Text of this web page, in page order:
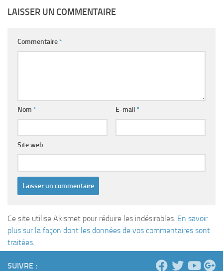
LAISSER UN COMMENTAIRE
Commentaire*
Nom * E-mail *
Site web
Ce site utilise Akismet pour réduire les indésirables. En savoir
plus sur la façon dont les données de vos commentaires sont
traitées.
SUIVRE :